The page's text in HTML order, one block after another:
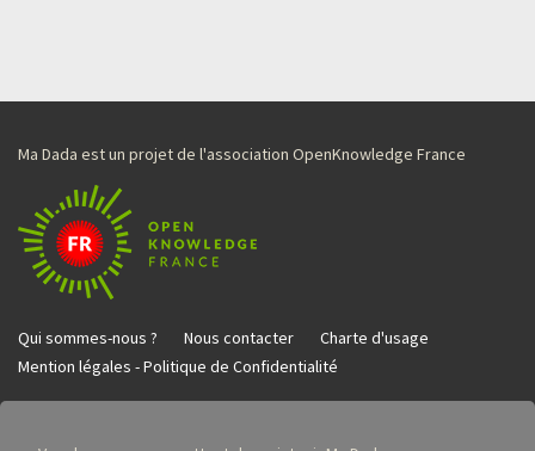
Ma Dada est un projet de l'association OpenKnowledge France
Qui sommes-nous ? Nous contacter
Charte d'usage
Mention légales - Politique de Confidentialité